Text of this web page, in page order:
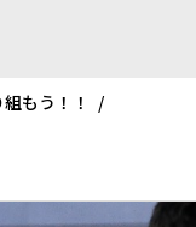
もう！！